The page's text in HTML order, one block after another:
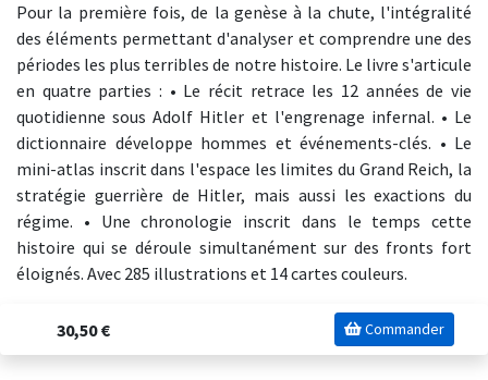
Pour la première fois, de la genèse à la chute, l'intégralité
des éléments permettant d'analyser et comprendre une des
périodes les plus terribles de notre histoire. Le livre s'articule
en quatre parties : • Le récit retrace les 12 années de vie
quotidienne sous Adolf Hitler et l'engrenage infernal. • Le
dictionnaire développe hommes et événements-clés. • Le
mini-atlas inscrit dans l'espace les limites du Grand Reich, la
stratégie guerrière de Hitler, mais aussi les exactions du
régime. • Une chronologie inscrit dans le temps cette
histoire qui se déroule simultanément sur des fronts fort
éloignés. Avec 285 illustrations et 14 cartes couleurs.
30,50 € Commander